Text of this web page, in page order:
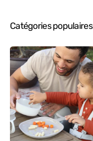
Catégories populaires